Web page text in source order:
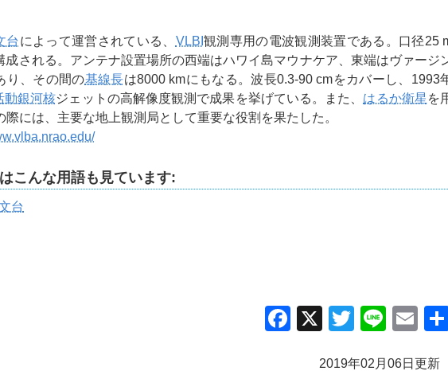
台 によって運営されている、 VLBI 観測専用の電波観測装置である。口径25
成される。アンテナ設置場所の西端はハワイ島マウナケア、東端はヴァージ
り、その間の基線長は8000 kmにもなる。波長0.3-90 cmをカバーし、1993
動銀河核ジェットの高解像度観測で成果を挙げている。また、 はるか衛星 を
際には、主要な地上観測局として重要な役割を果たした。
こんな用語も見ています:
台
Facebook
X TwitterLine
2019年02月06日更新